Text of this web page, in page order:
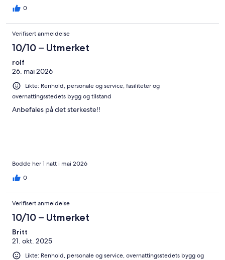
0
Verifisert anmeldelse
10/10 – Utmerket
rolf
26. mai 2026
Likte: Renhold, personale og service, fasiliteter og
overnattingsstedets bygg og tilstand
Anbefales på det sterkeste!!
Bodde her 1 natt i mai 2026
0
Verifisert anmeldelse
10/10 – Utmerket
Britt
21. okt. 2025
Likte: Renhold, personale og service, overnattingsstedets bygg og